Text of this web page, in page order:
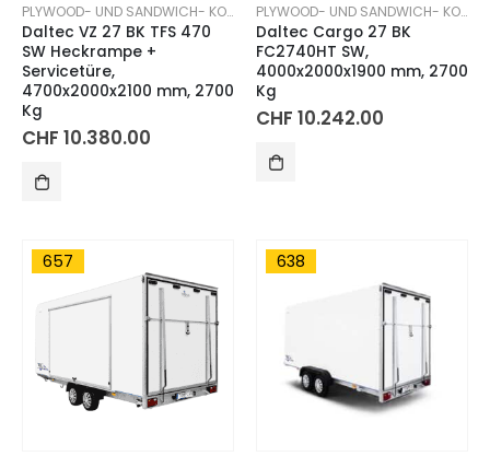
PLYWOOD- UND SANDWICH- KOFFERANHÄNGER
Daltec VZ 27 BK TFS 470
SW Heckrampe +
Servicetüre,
4700x2000x2100 mm, 2700
Kg
CHF 10.380.00
PLYWOOD- UND SANDWICH- KOFFERANHÄNGER
Daltec Cargo 27 BK
FC2740HT SW,
4000x2000x1900 mm, 2700
Kg
CHF 10.242.00
657 638